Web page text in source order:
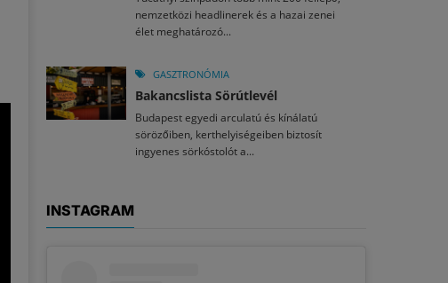
nemzetközi headlinerek és a hazai zenei
élet meghatározó...
GASZTRONÓMIA
Bakancslista Sörútlevél
Budapest egyedi arculatú és kínálatú
sörözőiben, kerthelyiségeiben biztosít
ingyenes sörkóstolót a...
INSTAGRAM